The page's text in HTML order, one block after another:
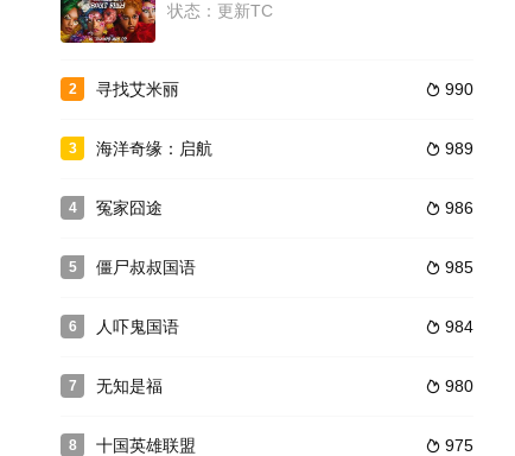
状态：更新TC
2  990
寻找艾米丽
3  989
海洋奇缘：启航
4  986
冤家囧途
5  985
僵尸叔叔国语
6  984
人吓鬼国语
7  980
无知是福
8  975
十国英雄联盟